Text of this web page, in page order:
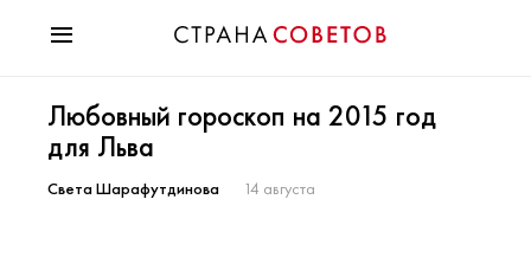
Мода
Звезды
Гороскопы
Любовный гороскоп на 2015 год
для Льва
Света Шарафутдинова 14 августа